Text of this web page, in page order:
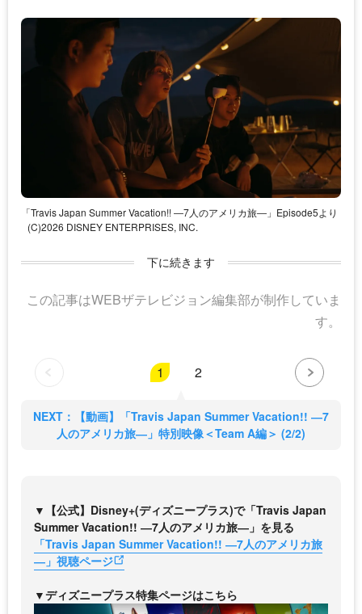
「Travis Japan Summer Vacation!! ―7人のアメリカ旅―」Episode5より
(C)2026 DISNEY ENTERPRISES, INC.
下に続きます
この記事はWEBザテレビジョン編集部が制作していま
す。
1 2
NEXT：【動画】「Travis Japan Summer Vacation!! ―7
人のアメリカ旅―」特別映像＜Team A編＞ (2/2)
▼【公式】Disney+(ディズニープラス)で「Travis Japan
Summer Vacation!! ―7人のアメリカ旅―」を見る
「Travis Japan Summer Vacation!! ―7人のアメリカ旅
―」視聴ページ
▼ディズニープラス特集ページはこちら